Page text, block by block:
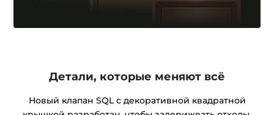
Детали, которые меняют всё
Новый клапан SQL с декоративной квадратной